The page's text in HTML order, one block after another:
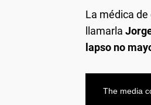
La médica
llamarla
lapso no